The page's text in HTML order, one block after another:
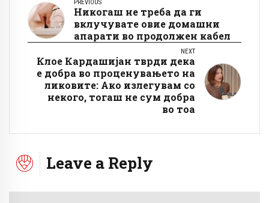
PREVIOUS
Никогаш не треба да ги
вклучувате овие домашни
апарати во продолжен кабел
NEXT
Клое Кардашијан тврди дека
е добра во проценувањето на
ликовите: Ако излегувам со
некого, тогаш не сум добра
во тоа
Leave a Reply